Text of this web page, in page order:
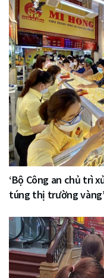
‘Bộ Công an chủ trì
túng thị trường vàng’